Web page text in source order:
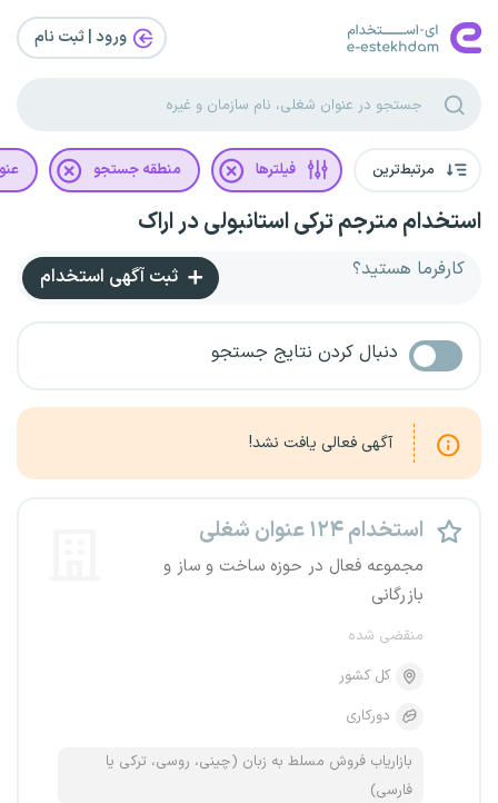
ورود | ثبت‌ نام
مرتبط‌ترین فیلترها منطقه جستجو
استخدام مترجم ترکی استانبولی در اراک
کارفرما هستید؟ ثبت آگهی استخدام
دنبال کردن نتایج جستجو
آگهی فعالی یافت نشد!
استخدام ۱۲۴ عنوان شغلی
مجموعه فعال در حوزه ساخت و ساز و
بازرگانی
منقضی شده
کل کشور
دورکاری
بازاریاب فروش مسلط به زبان (چینی، روسی، ترکی یا
فارسی)